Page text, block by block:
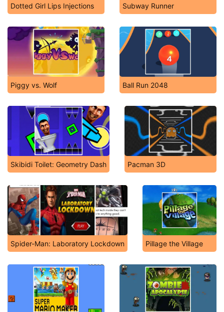
Dotted Girl Lips Injections Subway Runner
Piggy vs. Wolf Ball Run 2048
Skibidi Toilet: Geometry Dash Pacman 3D
Spider-Man: Laboratory Lockdown Pillage the Village